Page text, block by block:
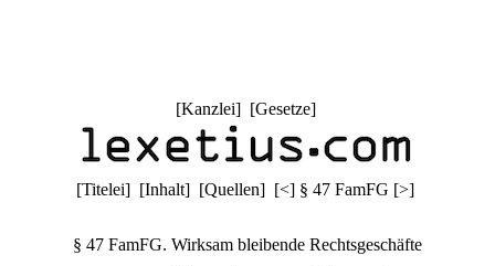
[Kanzlei] [Gesetze]
[Titelei] [Inhalt] [Quellen] [<] § 47 FamFG [>]
§ 47 FamFG. Wirksam bleibende Rechtsgeschäfte